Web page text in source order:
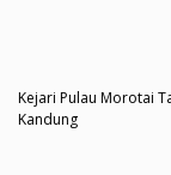
Kejari Pulau Morotai
Kandung